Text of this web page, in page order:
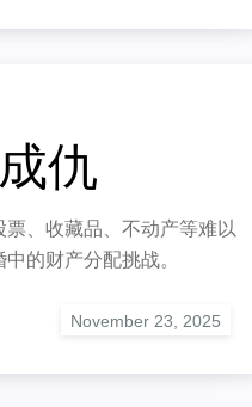
仇
、收藏品、不动产等难以
的财产分配挑战。